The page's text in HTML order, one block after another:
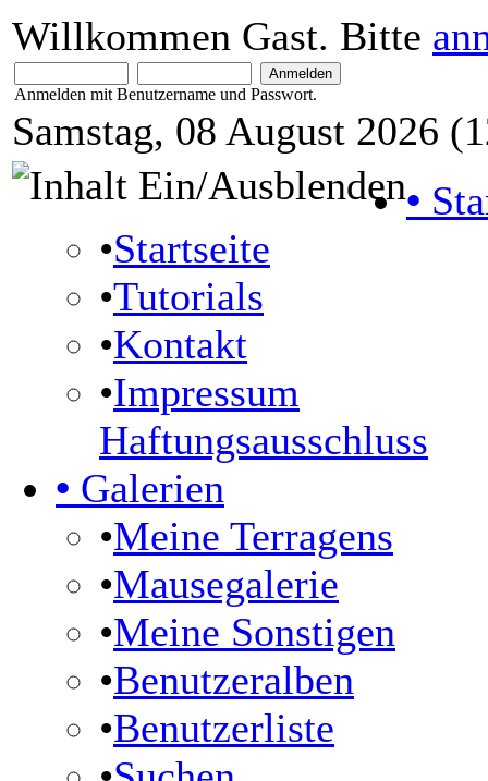
Willkommen Gast. Bitte
Anmelden mit Benutzername und Passwort.
Samstag, 08 August 2026
•
•Startseite
•Tutorials
•Kontakt
•Impressum
Haftungsausschluss
• Galerien
•Meine Terragens
•Mausegalerie
•Meine Sonstigen
•Benutzeralben
•Benutzerliste